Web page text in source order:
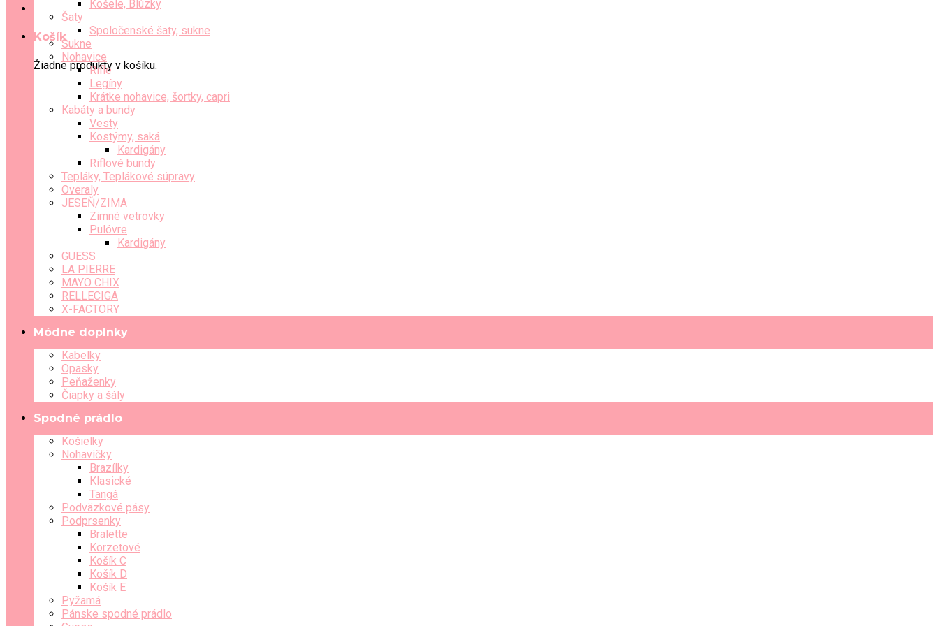
Košík
Žiadne produkty v košíku.
Košele, Blúzky
Šaty
Spoločenské šaty, sukne
Sukne
Nohavice
Rifle
Legíny
Krátke nohavice, šortky, capri
Kabáty a bundy
Vesty
Kostýmy, saká
Kardigány
Riflové bundy
Tepláky, Teplákové súpravy
Overaly
JESEŇ/ZIMA
Zimné vetrovky
Pulóvre
Kardigány
GUESS
LA PIERRE
MAYO CHIX
RELLECIGA
X-FACTORY
Módne doplnky
Kabelky
Opasky
Peňaženky
Čiapky a šály
Spodné prádlo
Košielky
Nohavičky
Brazílky
Klasické
Tangá
Podväzkové pásy
Podprsenky
Bralette
Korzetové
Košík C
Košík D
Košík E
Pyžamá
Pánske spodné prádlo